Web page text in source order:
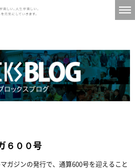
６００号
ガジンの発行で、通算600号を迎えること